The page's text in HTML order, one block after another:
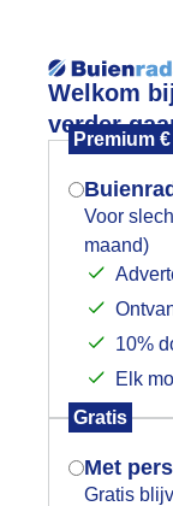
Welkom
verder
Premium
Voor
maand)
10%
Elk
Gratis
Met
Gratis
Foto
Mogen
Indien je
gegeven,
je